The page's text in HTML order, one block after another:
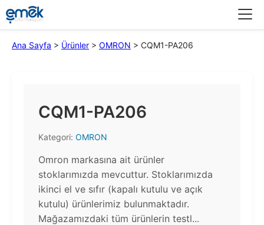
Ana Sayfa > Ürünler > OMRON > CQM1-PA206
CQM1-PA206
Kategori: OMRON
Omron markasına ait ürünler
stoklarımızda mevcuttur. Stoklarımızda
ikinci el ve sıfır (kapalı kutulu ve açık
kutulu) ürünlerimiz bulunmaktadır.​
Mağazamızdaki tüm ürünlerin testl...